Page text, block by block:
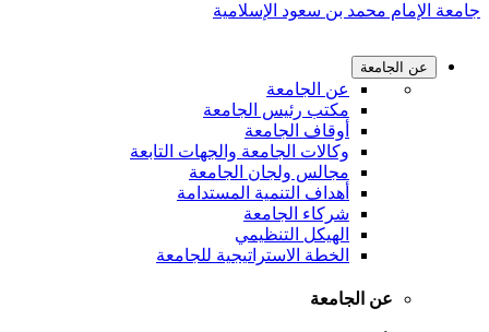
جامعة الإمام محمد بن سعود الإسلامية
عن الجامعة
عن الجامعة
مكتب رئيس الجامعة
أوقاف الجامعة
وكالات الجامعة والجهات التابعة
مجالس ولجان الجامعة
أهداف التنمية المستدامة
شركاء الجامعة
الهيكل التنظيمي
الخطة الاستراتيجية للجامعة
عن الجامعة